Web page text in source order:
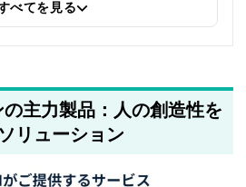
べてを見る
主力製品：人の創造性を
リューション